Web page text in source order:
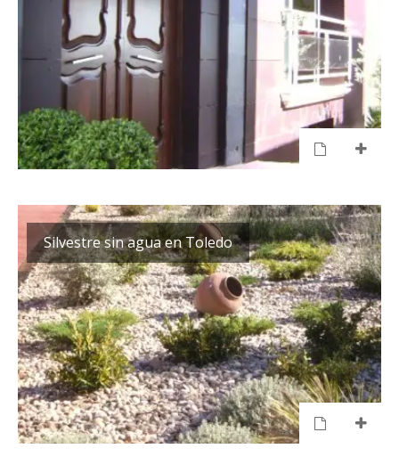
Silvestre sin agua en Toledo